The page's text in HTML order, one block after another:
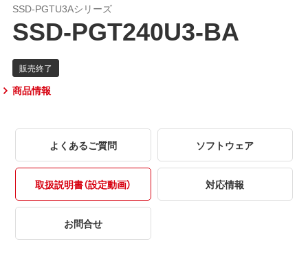
SSD-PGTU3Aシリーズ
SSD-PGT240U3-BA
商品情報
よくあるご質問 ソフトウェア
取扱説明書（設定動画） 対応情報
お問合せ